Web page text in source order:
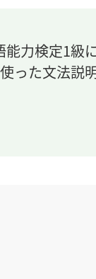
力検定1級に
た文法説明